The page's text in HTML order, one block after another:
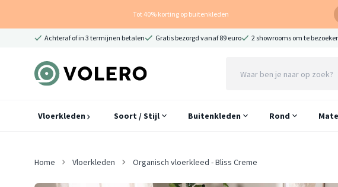
Tot 40% korting op buitenkleden
Achteraf of in 3 termijnen betalen Gratis bezorgd vanaf 89 euro 2 showrooms om te
Vloerkleden Soort / Stijl Buitenkleden Rond
Home Vloerkleden Organisch vloerkleed - Bliss Creme